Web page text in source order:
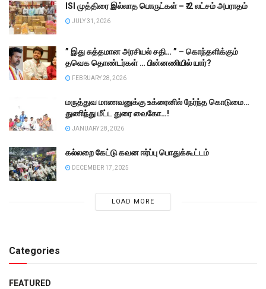
ISI முத்திரை இல்லாத பொருட்கள் – ₹.2 லட்சம் அபராதம்
JULY 31, 2026
” இது சுத்தமான அரசியல் சதி… ” – கொந்தளிக்கும்
தவெக தொண்டர்கள் … பின்னணியில் யார்?
FEBRUARY 28, 2026
மருத்துவ மாணவனுக்கு உக்ரைனில் நேர்ந்த கொடுமை…
துணிந்து மீட்ட துரை வைகோ…!
JANUARY 28, 2026
கல்லறை கேட்டு கவன ஈர்ப்பு பொதுக்கூட்டம்
DECEMBER 17, 2025
LOAD MORE
Categories
FEATURED